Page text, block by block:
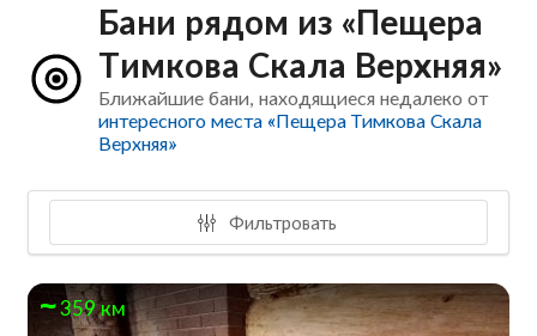
Бани рядом из «Пещера
Тимкова Скала Верхняя»
Ближайшие бани, находящиеся недалеко от
интересного места «Пещера Тимкова Скала
Верхняя»
Фильтровать
359 км